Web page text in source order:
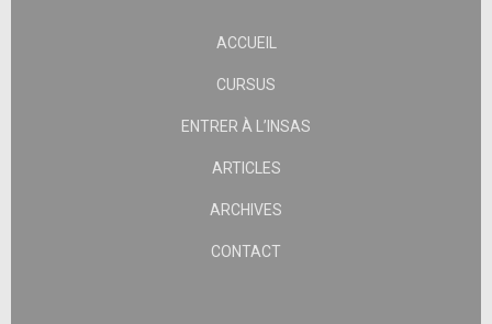
ACCUEIL
CURSUS
ENTRER À L’INSAS
ARTICLES
ARCHIVES
CONTACT